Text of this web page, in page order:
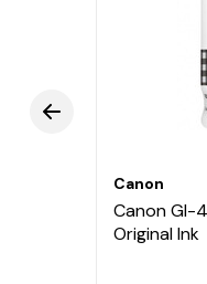
Canon
Canon GI-
Original Ink